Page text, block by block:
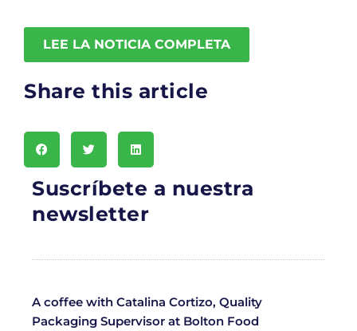
LEE LA NOTICIA COMPLETA
Share this article
Suscríbete a nuestra
newsletter
A coffee with Catalina Cortizo, Quality
Packaging Supervisor at Bolton Food